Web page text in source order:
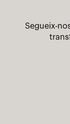
Segueix-